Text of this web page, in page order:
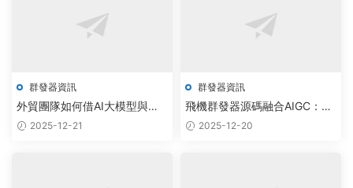
群發器資訊
外貿團隊如何借AI大模型與雲
原生軟件實現300%訂單轉化率
2025-12-21
群發器資訊
飛機群發器源碼融合AIGC：智
能調度引擎驅動私域流量增長
2025-12-20